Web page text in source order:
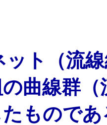
ト（流線
曲線群
ものであ